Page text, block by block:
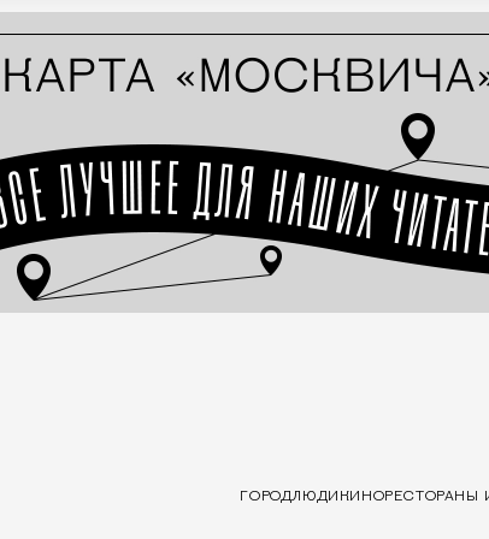
ГОРОДЛЮДИ КИНОРЕСТОРАНЫ